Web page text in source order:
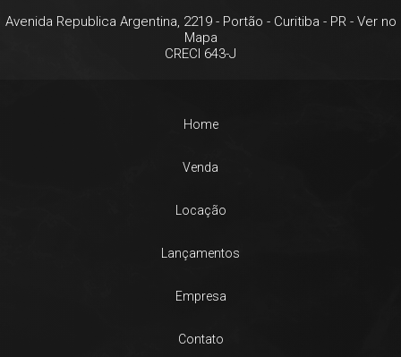
Avenida Republica Argentina, 2219- Portão - Curitiba - PR- Ver no
Mapa
CRECI 643-J
Home
Venda
Locação
Lançamentos
Empresa
Contato